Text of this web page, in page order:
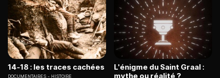
14-18 : les traces cachées
DOCUMENTAIRES HISTOIRE
L'énigme du Saint Graal :
mythe ou réalité ?